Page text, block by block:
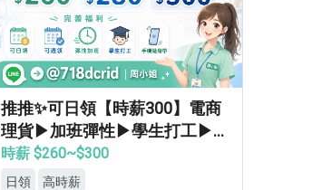
推推✨可日領【時薪300】電商
理貨▶加班彈性▶學生打工▶月
休8天▶高錄取
時薪 $260~$300
日領 高時薪